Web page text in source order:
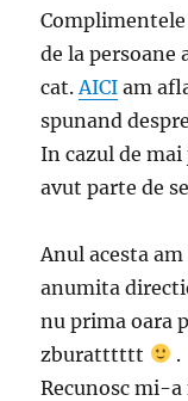
Complimentele
de la persoane
cat. AICI am
spunand
In cazul de mai
avut parte de
Anul acesta
anumita
nu prima oara
zburatttttt
.
Recunosc mi-